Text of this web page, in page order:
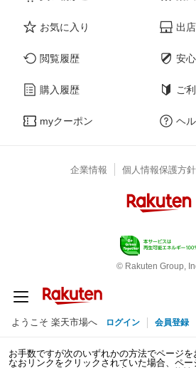
お気に入り
閲覧履歴
購入履歴
myクーポン
出
安
ご
ヘ
企業情報 個人情報保護方針
© Rakuten Group,
ようこそ 楽天市場へ ログイン 会員登録
お手数ですが次のいずれかの方法でページを
なおリンクをクリックされていた場合、ペ